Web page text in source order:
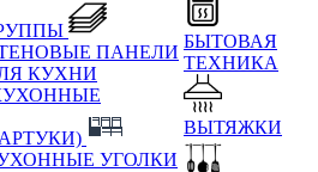
ПАНЕЛИ
КУХНИ
УГОЛКИ
БЫТОВАЯ
ТЕХНИКА
ВЫТЯЖКИ